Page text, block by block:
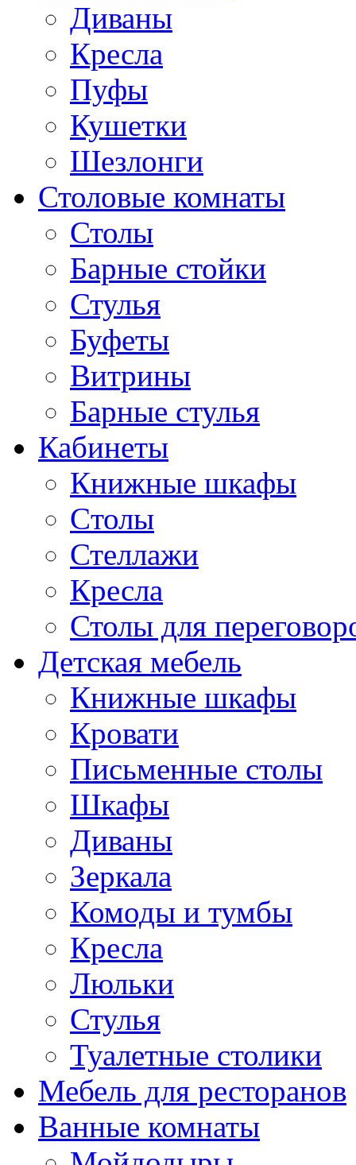
Диваны
Кресла
Пуфы
Кушетки
Шезлонги
Столовые комнаты
Столы
Барные стойки
Стулья
Буфеты
Витрины
Барные стулья
Кабинеты
Книжные шкафы
Cтолы
Стеллажи
Кресла
Столы для
Детская мебель
Книжные шкафы
Кровати
Письменные столы
Шкафы
Диваны
Зеркала
Комоды и тумбы
Кресла
Люльки
Стулья
Туалетные столики
Мебель для ресторанов
Ванные комнаты